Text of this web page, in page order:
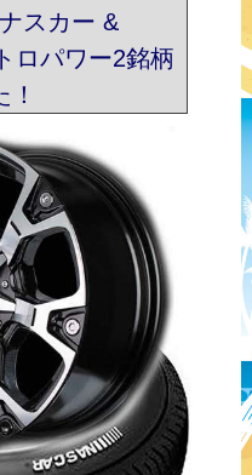
スカー &
ロパワー2銘柄